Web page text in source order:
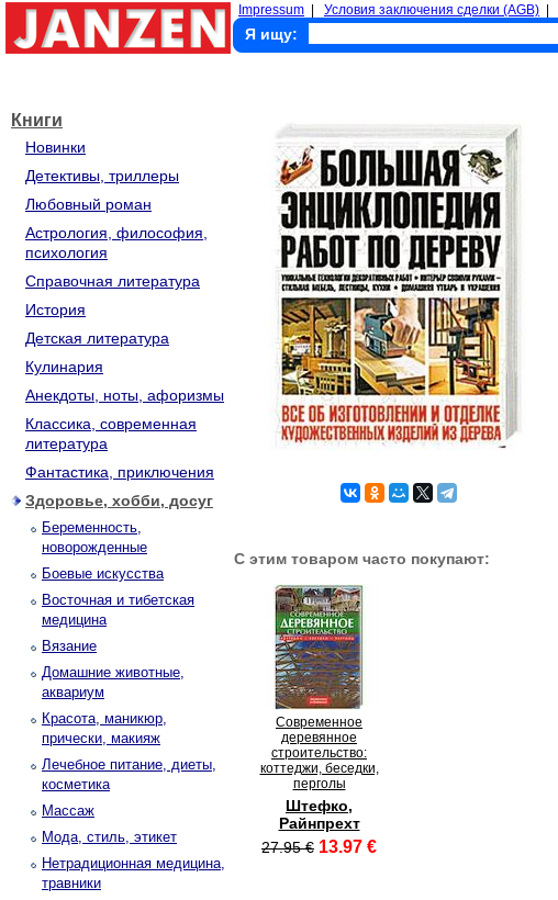
Impressum Условия заключения сделки (AGB)
Я ищу:
Книги
Новинки
Детективы, триллеры
Любовный роман
Астрология, философия,
психология
Справочная литература
История
Детская литература
Кулинария
Анекдоты, ноты, афоризмы
Классика, современная
литература
Фантастика, приключения
Здоровье, хобби, досуг
Беременность,
новорожденные
Боевые искусства
Восточная и тибетская
медицина
Вязание
Домашние животные,
аквариум
Красота, маникюр,
прически, макияж
Лечебное питание, диеты,
косметика
Массаж
Мода, стиль, этикет
Нетрадиционная медицина,
травники
С этим товаром часто покупают:
Современное
деревянное
строительство:
коттеджи, беседки,
перголы
Штефко,
Райнпрехт
27.95 € 13.97 €